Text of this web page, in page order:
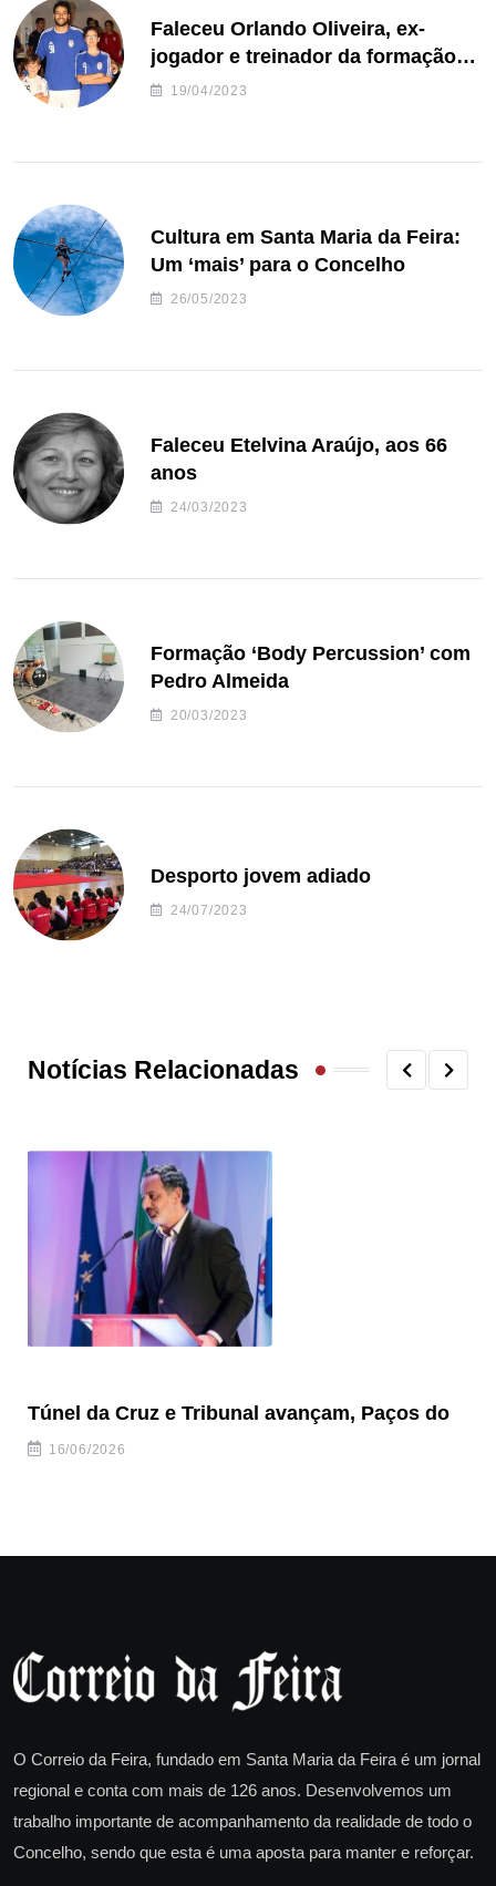
Faleceu Orlando Oliveira, ex-
jogador e treinador da formação
de andebol do Feirense
19/04/2023
Cultura em Santa Maria da Feira:
Um ‘mais’ para o Concelho
26/05/2023
Faleceu Etelvina Araújo, aos 66
anos
24/03/2023
Formação ‘Body Percussion’ com
Pedro Almeida
20/03/2023
Desporto jovem adiado
24/07/2023
Notícias Relacionadas
Túnel da Cruz e Tribunal avançam, Paços do
16/06/2026
O Correio da Feira, fundado em Santa Maria da Feira é um jornal
regional e conta com mais de 126 anos. Desenvolvemos um
trabalho importante de acompanhamento da realidade de todo o
Concelho, sendo que esta é uma aposta para manter e reforçar.